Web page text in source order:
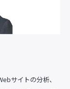
サイトの分析、